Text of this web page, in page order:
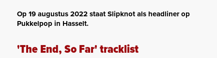
Op 19 augustus 2022 staat Slipknot als headliner op
Pukkelpop in Hasselt.
'The End, So Far' tracklist